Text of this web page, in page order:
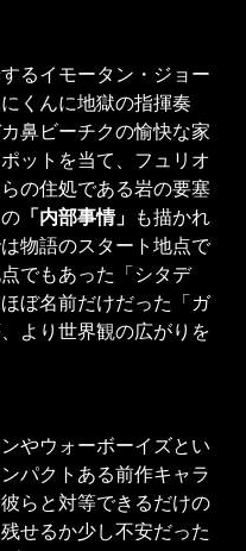
るイモータン・ジョー
くんに地獄の指揮奏
鼻ビーチクの愉快な家
ットを当て、フュリオ
の住処である岩の要塞
「内部事情」
も描かれ
物語のスタート地点で
でもあった「シタデ
ぼ名前だけだった「ガ
より世界観の広がりを
やウォーボーイズとい
パクトある前作キャラ
らと対等できるだけの
せるか少し不安だった